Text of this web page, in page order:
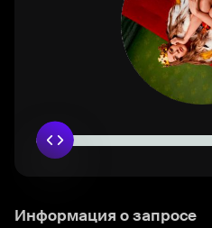
Информация о запросе